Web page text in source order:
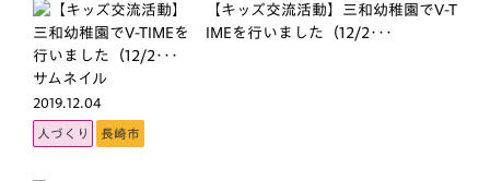
2019.12.04
【キッズ交流活動】三和幼稚園でV-T
IMEを行いました（12/2･･･
人づくり 長崎市